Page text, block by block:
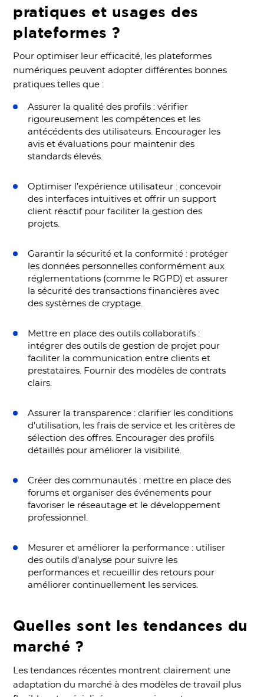
pratiques et usages des
plateformes ?
Pour optimiser leur efficacité, les plateformes
numériques peuvent adopter différentes bonnes
pratiques telles que :
Assurer la qualité des profils : vérifier
rigoureusement les compétences et les
antécédents des utilisateurs. Encourager les
avis et évaluations pour maintenir des
standards élevés.
Optimiser l’expérience utilisateur : concevoir
des interfaces intuitives et offrir un support
client réactif pour faciliter la gestion des
projets.
Garantir la sécurité et la conformité : protéger
les données personnelles conformément aux
réglementations (comme le RGPD) et assurer
la sécurité des transactions financières avec
des systèmes de cryptage.
Mettre en place des outils collaboratifs :
intégrer des outils de gestion de projet pour
faciliter la communication entre clients et
prestataires. Fournir des modèles de contrats
clairs.
Assurer la transparence : clarifier les conditions
d’utilisation, les frais de service et les critères de
sélection des offres. Encourager des profils
détaillés pour améliorer la visibilité.
Créer des communautés : mettre en place des
forums et organiser des événements pour
favoriser le réseautage et le développement
professionnel.
Mesurer et améliorer la performance : utiliser
des outils d’analyse pour suivre les
performances et recueillir des retours pour
améliorer continuellement les services.
Quelles sont les tendances du
marché ?
Les tendances récentes montrent clairement une
adaptation du marché à des modèles de travail plus